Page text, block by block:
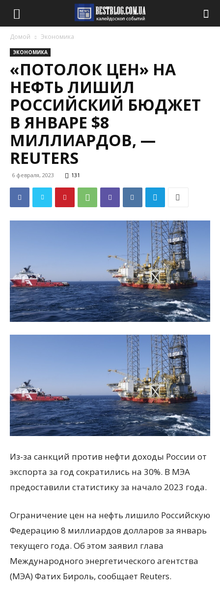
Домой Экономика
ЭКОНОМИКА
«ПОТОЛОК ЦЕН» НА
НЕФТЬ ЛИШИЛ
РОССИЙСКИЙ БЮДЖЕТ
В ЯНВАРЕ $8
МИЛЛИАРДОВ, —
REUTERS
6 февраля, 2023 131
Из-за санкций против нефти доходы России от
экспорта за год сократились на 30%. В МЭА
предоставили статистику за начало 2023 года.
Ограничение цен на нефть лишило Российскую
Федерацию 8 миллиардов долларов за январь
текущего года. Об этом заявил глава
Международного энергетического агентства
(МЭА) Фатих Бироль, сообщает Reuters.